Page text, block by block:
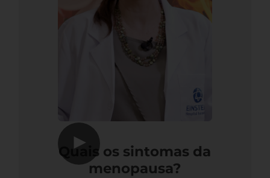
▶
Quais os sintomas da
menopausa?